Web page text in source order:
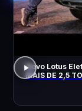
Novo Lotus
MAIS DE 2,5